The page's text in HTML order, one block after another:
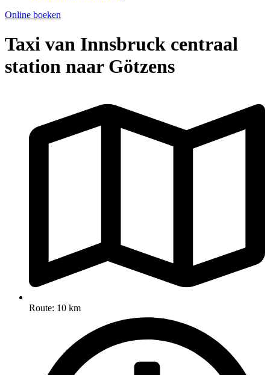
Online boeken
Taxi van Innsbruck centraal
station naar Götzens
Route: 10 km